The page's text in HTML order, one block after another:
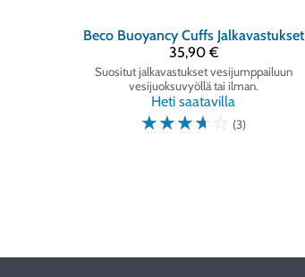
Beco Buoyancy Cuffs Jalkavastukset
35,90 €
Suositut jalkavastukset vesijumppailuun
vesijuoksuvyöllä tai ilman.
Heti saatavilla
☆☆☆☆ ☆ (3)